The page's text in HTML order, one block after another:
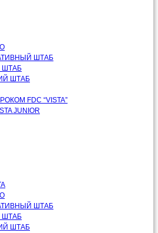
ШТАБ
ШТАБ
ШТАБ
FDC “VISTA”
JUNIOR
ШТАБ
ШТАБ
ШТАБ